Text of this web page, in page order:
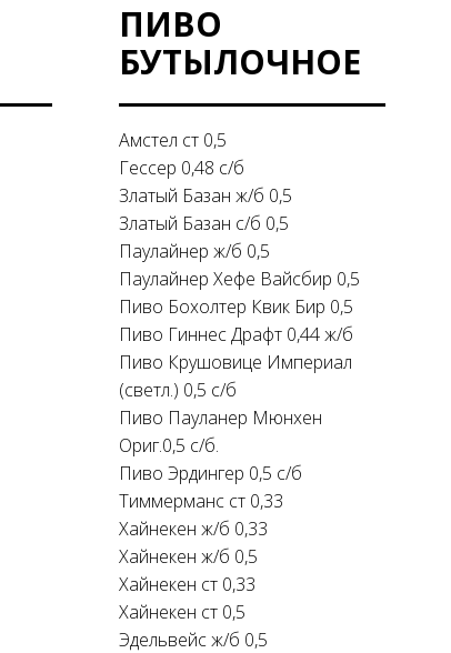
ПИВО
БУТЫЛОЧНОЕ
Амстел ст 0,5
Гессер 0,48 с/б
Златый Базан ж/б 0,5
Златый Базан с/б 0,5
Паулайнер ж/б 0,5
Паулайнер Хефе Вайсбир 0,5
Пиво Бохолтер Квик Бир 0,5
Пиво Гиннес Драфт 0,44 ж/б
Пиво Крушовице Империал
(светл.) 0,5 с/б
Пиво Пауланер Мюнхен
Ориг.0,5 с/б.
Пиво Эрдингер 0,5 с/б
Тиммерманс ст 0,33
Хайнекен ж/б 0,33
Хайнекен ж/б 0,5
Хайнекен ст 0,33
Хайнекен ст 0,5
Эдельвейс ж/б 0,5